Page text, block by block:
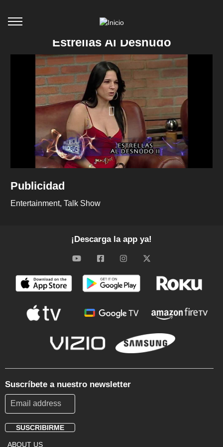
Estrellas Al Desnudo
Publicidad
Entertainment Talk Show
¡Descarga la app ya!
Suscríbete a nuestro newsletter
SUSCRIBIRME
ABOUT US